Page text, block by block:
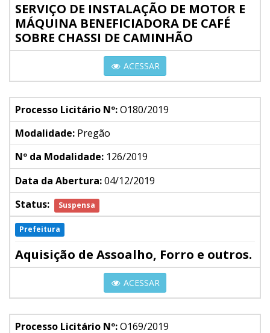
SERVIÇO DE INSTALAÇÃO DE MOTOR E
MÁQUINA BENEFICIADORA DE CAFÉ
SOBRE CHASSI DE CAMINHÃO
ACESSAR
Processo Licitário Nº:O180/2019
Modalidade: Pregão
Nº da Modalidade: 126/2019
Data da Abertura:04/12/2019
Status:
Suspensa
Prefeitura
Aquisição de Assoalho, Forro e outros.
ACESSAR
Processo Licitário Nº:O169/2019